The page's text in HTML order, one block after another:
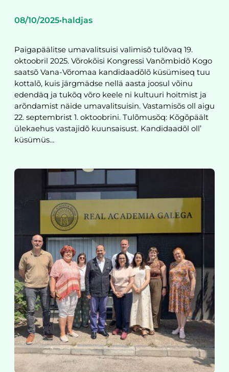
08/10/2025•haldjas
Paigapäälitse umavalitsuisi valimisõ tulõvaq 19.
oktoobril 2025. Võrokõisi Kongressi Vanõmbidõ Kogo
saatsõ Vana-Võromaa kandidaadõlõ küsümiseq tuu
kottalõ, kuis järgmädse nellä aasta joosul võinu
edendäq ja tukõq võro keele ni kultuuri hoitmist ja
arõndamist näide umavalitsuisin. Vastamisõs oll aigu
22. septembrist 1. oktoobrini. Tulõmusõq: Kõgõpäält
ülekaehus vastajidõ kuunsaisust. Kandidaadõl oll’
küsümüs…